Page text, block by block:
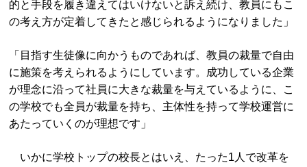
的と手段を履き違えてはいけないと訴え続け、教員にもこ
の考え方が定着してきたと感じられるようになりました」
「目指す生徒像に向かうものであれば、教員の裁量で自由
に施策を考えられるようにしています。成功している企業
が理念に沿って社員に大きな裁量を与えているように、こ
の学校でも全員が裁量を持ち、主体性を持って学校運営に
あたっていくのが理想です」
いかに学校トップの校長とはいえ、たった1人で改革を